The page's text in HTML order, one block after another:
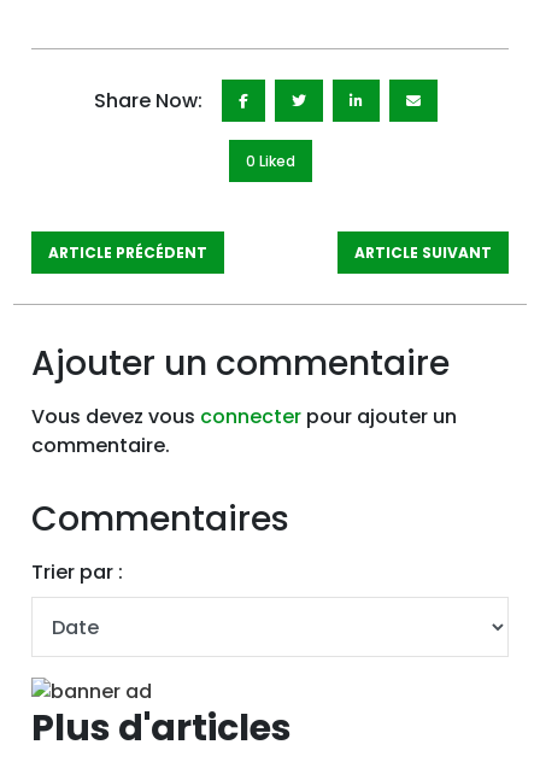
Share Now:
0 Liked
ARTICLE PRÉCÉDENT ARTICLE SUIVANT
Ajouter un commentaire
Vous devez vous connecter pour ajouter un
commentaire.
Commentaires
Trier par :
Plus d'articles